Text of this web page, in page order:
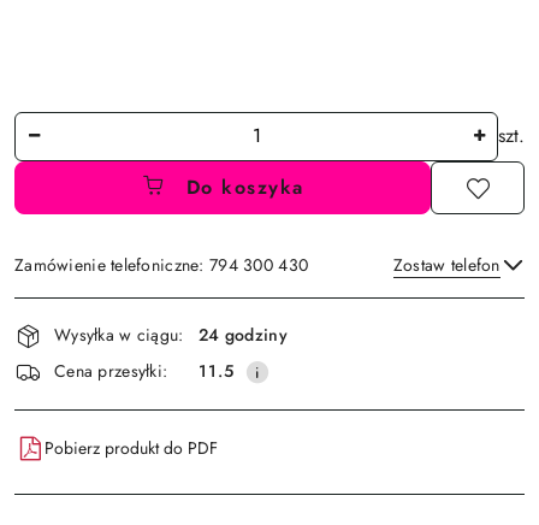
Ilość
szt.
Do koszyka
Zamówienie telefoniczne: 794 300 430 Zostaw telefon
Wyślij
Dostępność
i
dostawa
Wysyłka w ciągu:
24 godziny
Cena przesyłki:
11.5
Pobierz produkt do PDF